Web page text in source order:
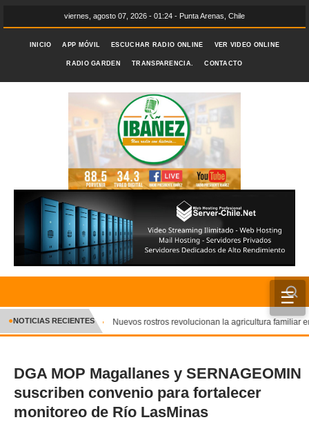
viernes, agosto 07, 2026 - 01:24 - Punta Arenas, Chile
INICIO APP MÓVIL ESCUCHAR RADIO ONLINE VER VIDEO ONLINE
RADIO GARDEN TRANSPARENCIA. CONTACTO
☰
INICIO
CRÓNICA
DEPORTES
ENTRETENIMIENTO Y CULTURA
✕
●NOTICIAS RECIENTES Nuevos rostros revolucionan la agricultura familiar
DGA MOP Magallanes y SERNAGEOMIN
suscriben convenio para fortalecer
monitoreo de Río LasMinas